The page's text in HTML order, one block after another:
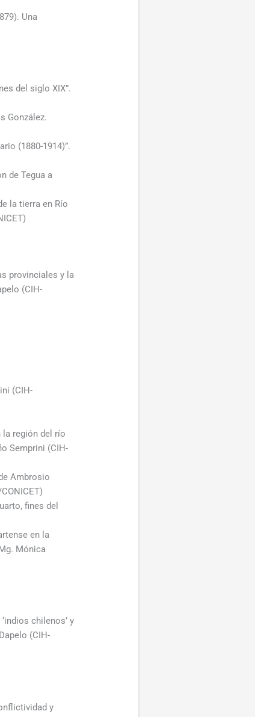
Una
del siglo XIX”.
González.
(1880-1914)”.
de Tegua a
la tierra en Río
provinciales y la
(CIH-
(CIH-
región del río
Semprini (CIH-
Ambrosio
fines del
en la
Mónica
chilenos’ y
(CIH-
y